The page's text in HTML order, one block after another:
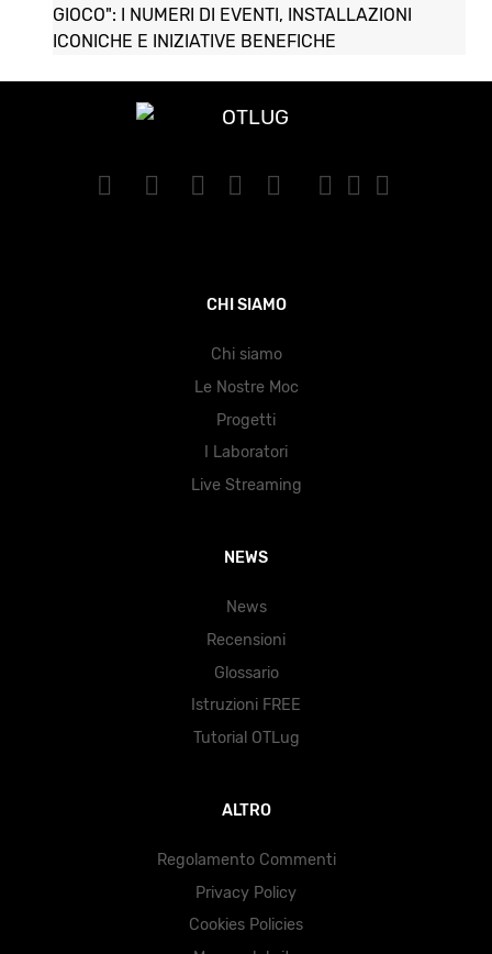
GIOCO": I NUMERI DI EVENTI, INSTALLAZIONI
ICONICHE E INIZIATIVE BENEFICHE
CHI SIAMO
Chi siamo
Le Nostre Moc
Progetti
I Laboratori
Live Streaming
NEWS
News
Recensioni
Glossario
Istruzioni FREE
Tutorial OTLug
ALTRO
Regolamento Commenti
Privacy Policy
Cookies Policies